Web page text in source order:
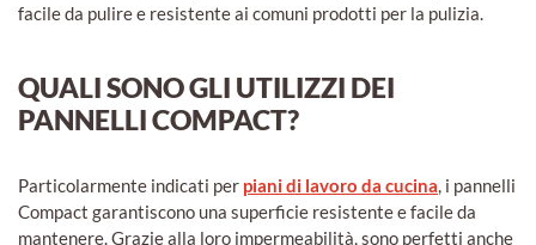
facile da pulire e resistente ai comuni prodotti per la pulizia.
QUALI SONO GLI UTILIZZI DEI
PANNELLI COMPACT?
Particolarmente indicati per piani di lavoro da cucina , i pannelli
Compact garantiscono una superficie resistente e facile da
mantenere. Grazie alla loro impermeabilità, sono perfetti anche